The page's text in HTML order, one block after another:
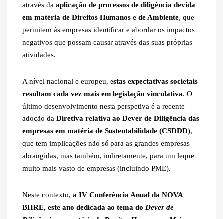
através da aplicação de processos de diligência devida
em matéria de Direitos Humanos e de Ambiente, que
permitem às empresas identificar e abordar os impactos
negativos que possam causar através das suas próprias
atividades.
A nível nacional e europeu, estas expectativas societais
resultam cada vez mais em legislação vinculativa. O
último desenvolvimento nesta perspetiva é a recente
adoção da Diretiva relativa ao Dever de Diligência das
empresas em matéria de Sustentabilidade (CSDDD),
que tem implicações não só para as grandes empresas
abrangidas, mas também, indiretamente, para um leque
muito mais vasto de empresas (incluindo PME).
Neste contexto, a IV Conferência Anual da NOVA
BHRE, este ano dedicada ao tema do Dever de